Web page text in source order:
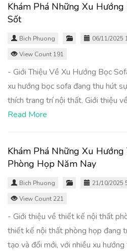
Khám Phá Những Xu
Sốt
Bich Phuong
06/11/2025
View Count 191
- Giới Thiệu Về Xu Hướng Bọc
xu hướng bọc sofa đang thu hút
thích trang trí nội thất. Giới thiệu
Read More
Khám Phá Những Xu
Phòng Họp Năm Nay
Bich Phuong
21/10/2025
View Count 221
- Giới thiệu về thiết kế nội thất
thiết kế nội thất phòng họp đang
tạo và đổi mới, với nhiều xu